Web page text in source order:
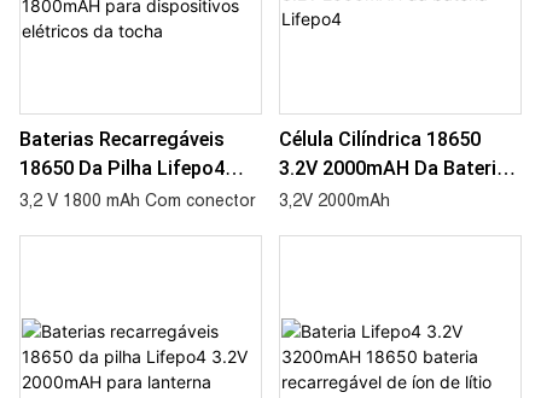
Baterias Recarregáveis ​​
18650 Da Pilha Lifepo4
3.2V 1800mAH Para
3,2 V 1800 mAh Com conector
Célula Cilíndrica 18650
3.2V 2000mAH Da Bateria
Lifepo4
3,2V 2000mAh